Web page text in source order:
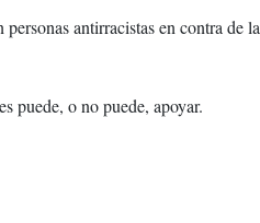
antirracistas en contra de la
puede, o no puede, apoyar.